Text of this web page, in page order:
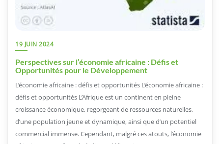
19 JUIN 2024
Perspectives sur l’économie africaine : Défis et
Opportunités pour le Développement
L’économie africaine : défis et opportunités L’économie africaine :
défis et opportunités L’Afrique est un continent en pleine
croissance économique, regorgeant de ressources naturelles,
d’une population jeune et dynamique, ainsi que d’un potentiel
commercial immense. Cependant, malgré ces atouts, l’économie